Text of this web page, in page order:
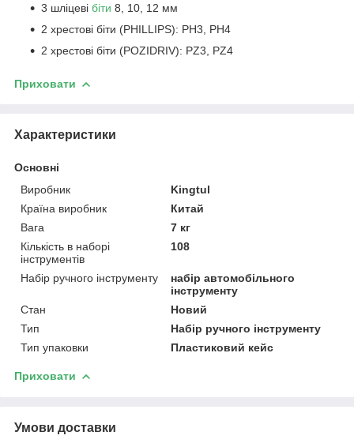
3 шліцеві біти 8, 10, 12 мм
2 хрестові біти (PHILLIPS): PH3, PH4
2 хрестові біти (POZIDRIV): PZ3, PZ4
Приховати
Характеристики
Основні
Виробник
Kingtul
Країна виробник
Китай
Вага
7 кг
Кількість в наборі
інструментів
108
Набір ручного інструменту
набір автомобільного
інструменту
Стан
Новий
Тип
Набір ручного інструменту
Тип упаковки
Пластиковий кейс
Приховати
Умови доставки